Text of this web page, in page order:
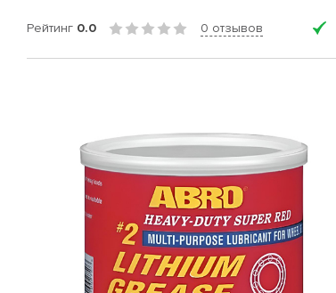
Рейтинг 0.0 0 отзывов